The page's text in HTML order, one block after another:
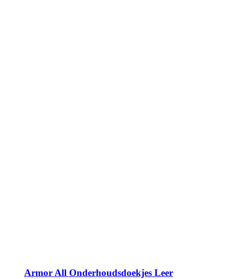
Armor All Onderhoudsdoekjes Leer